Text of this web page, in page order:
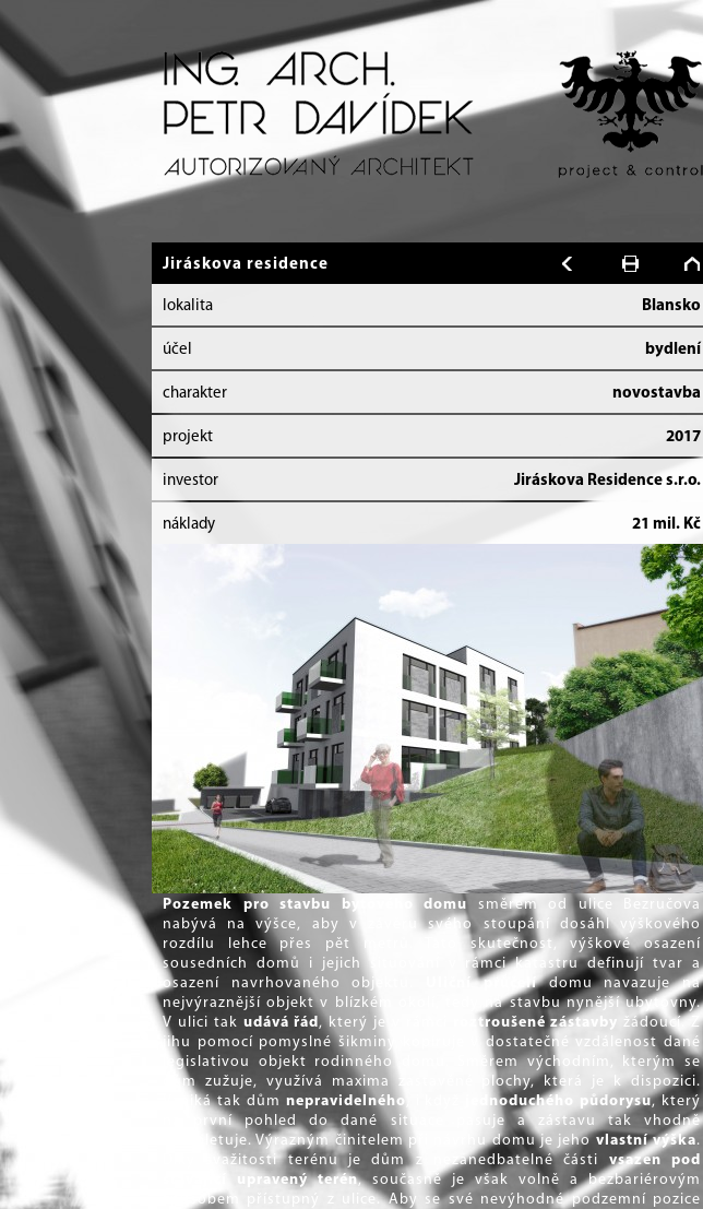
Jiráskova residence
lokalita Blansko
účel bydlení
charakter novostavba
projekt 2017
investor Jiráskova Residence s.r.o.
náklady 21 mil. Kč
Pozemek pro stavbu bytového domu směrem od ulice Bezručova
nabývá na výšce, aby v závěru svého stoupání dosáhl výškového
rozdílu lehce přes pět metrů. Tato skutečnost, výškové osazení
sousedních domů i jejich situování v rámci katastru definují tvar a
osazení navrhovaného objektu.
Uliční průčelídomu navazuje na
nejvýraznější objekt v blízkém okolí, tedy na stavbu nynější ubytovny.
V ulici tak udává řád, který je v rámci roztroušené zástavby žádoucí. Z
jihu pomocí pomyslné šikminy kopíruje v dostatečné vzdálenost dané
legislativou objekt rodinného domu. Směrem východním, kterým se
dům zužuje, využívá maxima zastavěné plochy, která je k dispozici.
Vzniká tak dům nepravidelného jednoduchého půdorysu, který
na první pohled do dané situace pasuje a zástavu tak vhodně
kompletuje. Výrazným činitelem při návrhu domu je jeho vlastní výška.
Díky svažitosti terénu je dům z nezanedbatelné částivsazen pod
stávající upravený terén, současně je však volně a bezbariérovým
způsobem přístupný z ulice. Aby se své nevýhodné podzemní pozice